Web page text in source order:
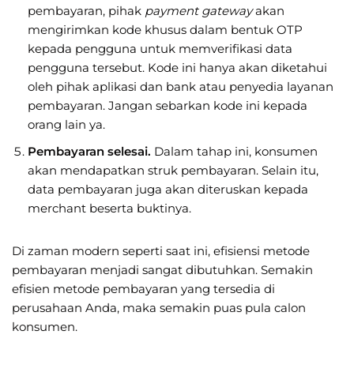
pembayaran, pihak payment gatewayakan
mengirimkan kode khusus dalam bentuk OTP
kepada pengguna untuk memverifikasi data
pengguna tersebut. Kode ini hanya akan diketahui
oleh pihak aplikasi dan bank atau penyedia layanan
pembayaran. Jangan sebarkan kode ini kepada
orang lain ya.
Pembayaran selesai. Dalam tahap ini, konsumen
akan mendapatkan struk pembayaran. Selain itu,
data pembayaran juga akan diteruskan kepada
merchant beserta buktinya.
Di zaman modern seperti saat ini, efisiensi metode
pembayaran menjadi sangat dibutuhkan. Semakin
efisien metode pembayaran yang tersedia di
perusahaan Anda, maka semakin puas pula calon
konsumen.